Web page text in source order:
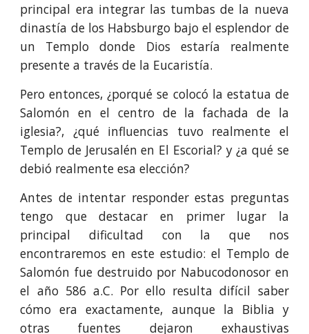
principal era integrar las tumbas de la nueva
dinastía de los Habsburgo bajo el esplendor de
un Templo donde Dios estaría realmente
presente a través de la Eucaristía.
Pero entonces, ¿porqué se colocó la estatua de
Salomón en el centro de la fachada de la
iglesia?, ¿qué influencias tuvo realmente el
Templo de Jerusalén en El Escorial? y ¿a qué se
debió realmente esa elección?
Antes de intentar responder estas preguntas
tengo que destacar en primer lugar la
principal dificultad con la que nos
encontraremos en este estudio: el Templo de
Salomón fue destruido por Nabucodonosor en
el año 586 a.C. Por ello resulta difícil saber
cómo era exactamente, aunque la Biblia y
otras fuentes dejaron exhaustivas